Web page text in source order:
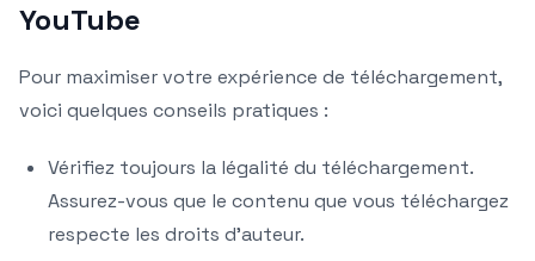
YouTube
Pour maximiser votre expérience de téléchargement,
voici quelques conseils pratiques :
Vérifiez toujours la légalité du téléchargement.
Assurez-vous que le contenu que vous téléchargez
respecte les droits d’auteur.